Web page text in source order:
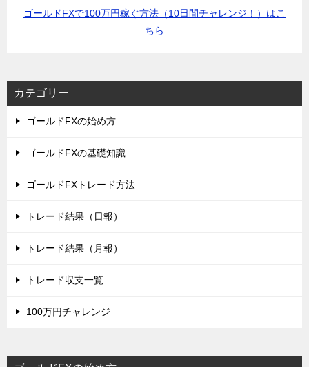
ゴールドFXで100万円稼ぐ方法（10日間チャレンジ！）はこ
ちら
カテゴリー
ゴールドFXの始め方
ゴールドFXの基礎知識
ゴールドFXトレード方法
トレード結果（日報）
トレード結果（月報）
トレード収支一覧
100万円チャレンジ